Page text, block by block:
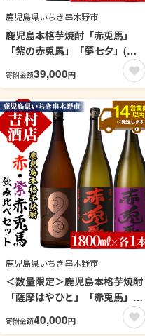
鹿児島県いちき串木野市
鹿児島本格芋焼酎「赤兎馬」
「紫の赤兎馬」「夢七夕」(合
計3本×1800ml)飲み比べセッ
ト！国産 九州産 鹿児島 酒 焼酎
芋焼酎 人気 飲み比べ セット
1.8L 一升瓶【吉村酒店】【99-
003-37】
寄附金額39,000円
鹿児島県いちき串木野市
＜数量限定＞鹿児島本格芋焼酎
「薩摩はやひと」「赤兎馬」
×1800ml)飲み比べセット！国
寄附金額40,000円